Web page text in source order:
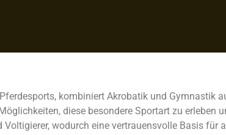
kombiniert Akrobatik und Gymnastik
diese besondere Sportart zu erleben
wodurch eine vertrauensvolle Basis für